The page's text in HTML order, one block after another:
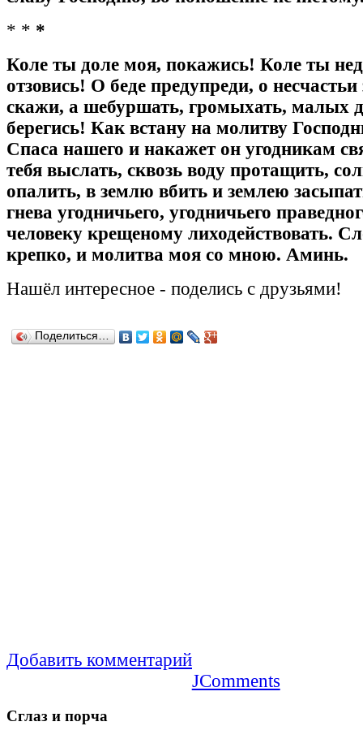
* * *
Коле ты доле моя, покажись! Коле ты
отзовись! О беде предупреди, о несчастьи
скажи, а шебуршать, громыхать, малых
берегись! Как встану на молитву
Спаса нашего и накажет он угодникам
тебя выслать, сквозь воду протащить,
опалить, в землю вбить и землею
гнева угодничьего, угодничьего
человеку крещеному лиходействовать.
крепко, и молитва моя со мною. Аминь.
Нашёл интересное - поделись с друзьями!
Поделиться…
Добавить комментарий
JComments
Сглаз и порча